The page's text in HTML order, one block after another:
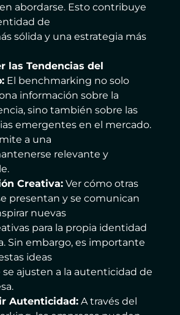
abordarse. Esto contribuye
de
sólida y una estrategia más
las Tendencias del
El benchmarking no solo
información sobre la
sino también sobre las
emergentes en el mercado.
a una
relevante y
Creativa:Ver cómo otras
presentan y se comunican
nuevas
para la propia identidad
Sin embargo, es importante
ideas
se ajusten a la autenticidad de
Autenticidad:A través del